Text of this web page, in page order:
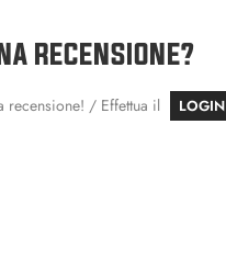
RECENSIONE?
recensione! / Effettua il LOGIN